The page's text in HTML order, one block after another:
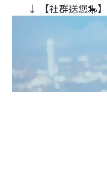
↓ 【社群送您🎠